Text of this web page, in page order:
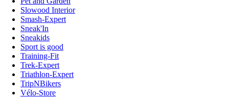
Slowood Interior
Smash-Expert
Sneak'In
Sneakids
Sport is good
Training-Fit
Trek-Expert
Triathlon-Expert
TripNBikers
Vélo-Store